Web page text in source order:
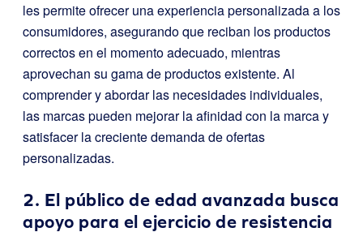
les permite ofrecer una experiencia personalizada a los
consumidores, asegurando que reciban los productos
correctos en el momento adecuado, mientras
aprovechan su gama de productos existente. Al
comprender y abordar las necesidades individuales,
las marcas pueden mejorar la afinidad con la marca y
satisfacer la creciente demanda de ofertas
personalizadas.
2. El público de edad avanzada busca
apoyo para el ejercicio de resistencia